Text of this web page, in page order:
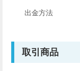
出金方法
取引商品